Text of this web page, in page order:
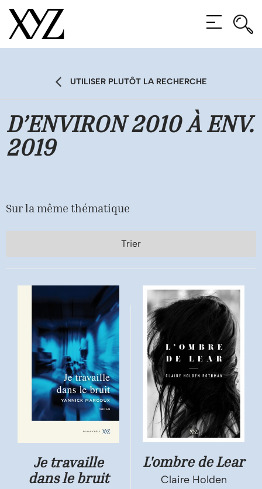
MENU
UTILISER PLUTÔT LA RECHERCHE
D’ENVIRON 2010 À ENV.
2019
Sur la même thématique
Trier
Je travaille
dans le bruit
L'ombre de Lear
Claire Holden